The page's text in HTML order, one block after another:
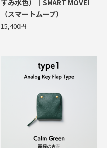
すみ水色）｜SMART MOVE!
（スマートムーブ）
15,400円